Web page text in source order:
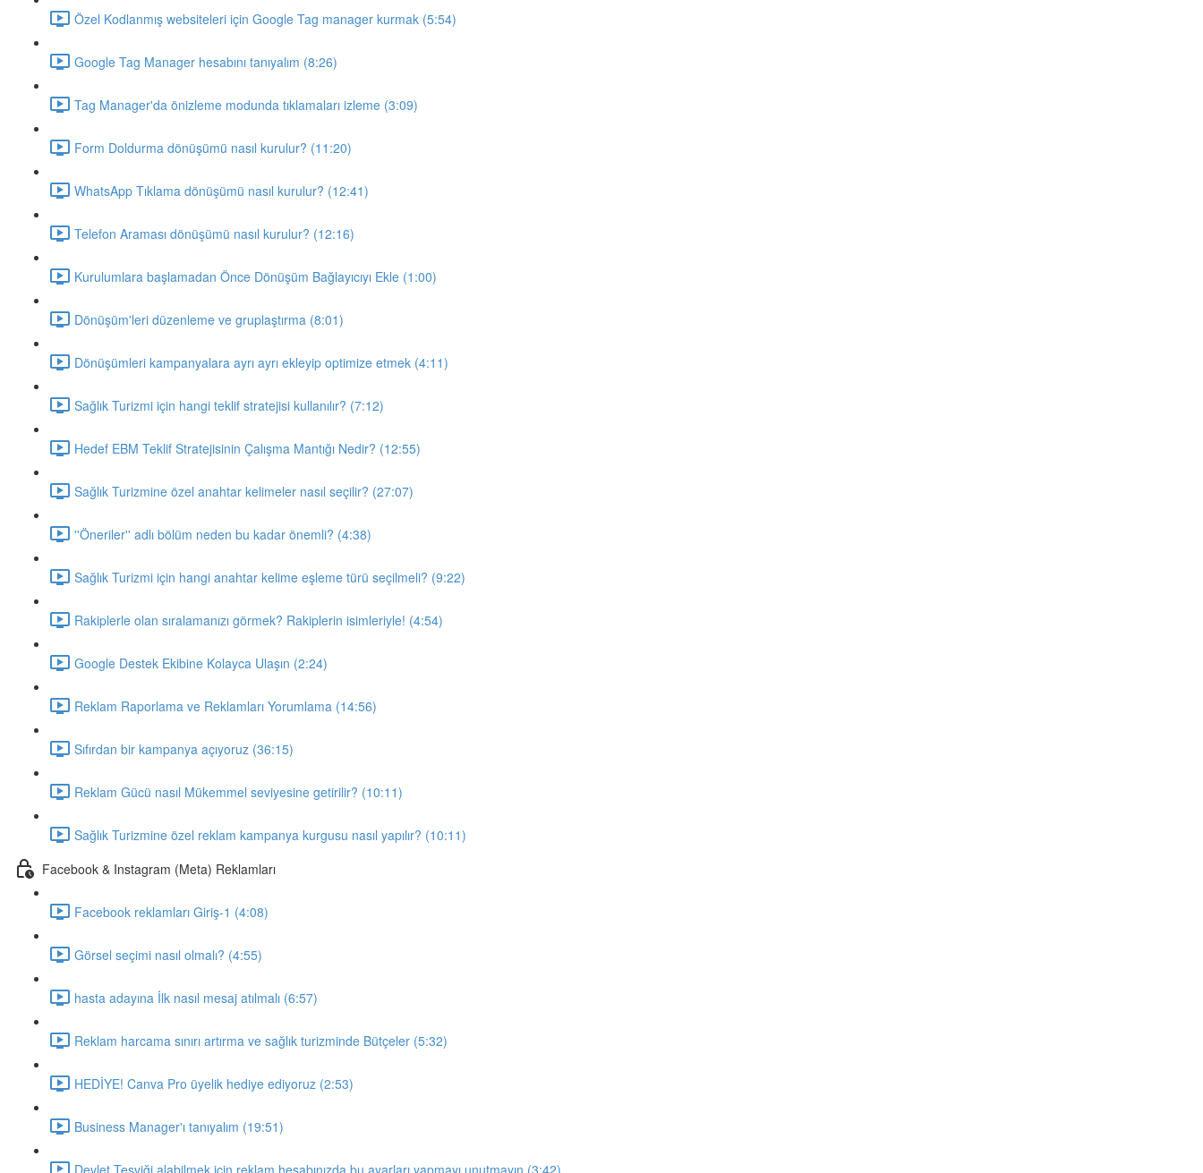
Özel Kodlanmış websiteleri için Google Tag manager kurmak (5:54)
Google Tag Manager hesabını tanıyalım (8:26)
Tag Manager'da önizleme modunda tıklamaları izleme (3:09)
Form Doldurma dönüşümü nasıl kurulur? (11:20)
WhatsApp Tıklama dönüşümü nasıl kurulur? (12:41)
Telefon Araması dönüşümü nasıl kurulur? (12:16)
Kurulumlara başlamadan Önce Dönüşüm Bağlayıcıyı Ekle (1:00)
Dönüşüm'leri düzenleme ve gruplaştırma (8:01)
Dönüşümleri kampanyalara ayrı ayrı ekleyip optimize etmek (4:11)
Sağlık Turizmi için hangi teklif stratejisi kullanılır? (7:12)
Hedef EBM Teklif Stratejisinin Çalışma Mantığı Nedir? (12:55)
Sağlık Turizmine özel anahtar kelimeler nasıl seçilir? (27:07)
''Öneriler'' adlı bölüm neden bu kadar önemli? (4:38)
Sağlık Turizmi için hangi anahtar kelime eşleme türü seçilmeli? (9:22)
Rakiplerle olan sıralamanızı görmek? Rakiplerin isimleriyle! (4:54)
Google Destek Ekibine Kolayca Ulaşın (2:24)
Reklam Raporlama ve Reklamları Yorumlama (14:56)
Sıfırdan bir kampanya açıyoruz (36:15)
Reklam Gücü nasıl Mükemmel seviyesine getirilir? (10:11)
Sağlık Turizmine özel reklam kampanya kurgusu nasıl yapılır? (10:11)
Facebook & Instagram (Meta) Reklamları
Facebook reklamları Giriş-1 (4:08)
Görsel seçimi nasıl olmalı? (4:55)
hasta adayına İlk nasıl mesaj atılmalı (6:57)
Reklam harcama sınırı artırma ve sağlık turizminde Bütçeler (5:32)
HEDİYE! Canva Pro üyelik hediye ediyoruz (2:53)
Business Manager'ı tanıyalım (19:51)
Devlet Teşviği alabilmek için reklam hesabınızda bu ayarları yapmayı unutmayın (3:42)